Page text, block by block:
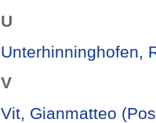
U
Unterhinninghofen,
V
Vit, Gianmatteo